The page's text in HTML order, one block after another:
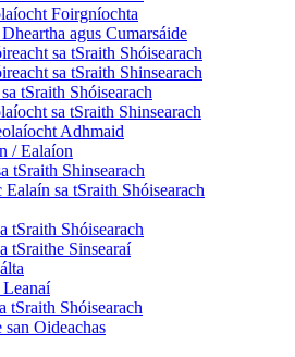
Foirgníochta
agus Cumarsáide
sa tSraith Shóisearach
sa tSraith Shinsearach
tSraith Shóisearach
sa tSraith Shinsearach
Adhmaid
/ Ealaíon
tSraith Shinsearach
Ealaín sa tSraith Shóisearach
tSraith Shóisearach
tSraithe Sinsearaí
tSraith Shóisearach
san Oideachas